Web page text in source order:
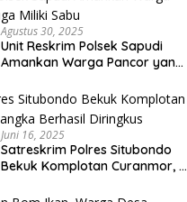
Agustus 30, 2025
Unit Reskrim Polsek Sapudi
Amankan Warga Pancor yang
Juni 16, 2025
Satreskrim Polres Situbondo
Bekuk Komplotan Curanmor, 9